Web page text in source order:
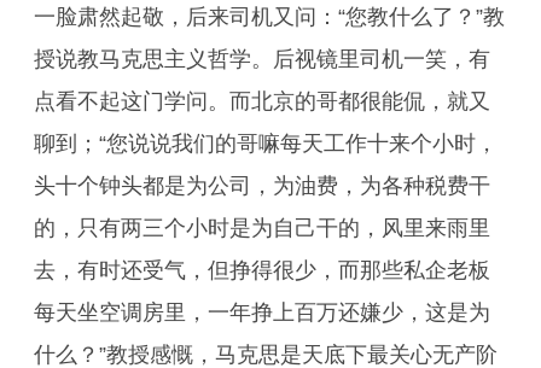
一脸肃然起敬，后来司机又问：“您教什么了？”教
授说教马克思主义哲学。后视镜里司机一笑，有
点看不起这门学问。而北京的哥都很能侃，就又
聊到；“您说说我们的哥嘛每天工作十来个小时，
头十个钟头都是为公司，为油费，为各种税费干
的，只有两三个小时是为自己干的，风里来雨里
去，有时还受气，但挣得很少，而那些私企老板
每天坐空调房里，一年挣上百万还嫌少，这是为
什么？”教授感慨，马克思是天底下最关心无产阶